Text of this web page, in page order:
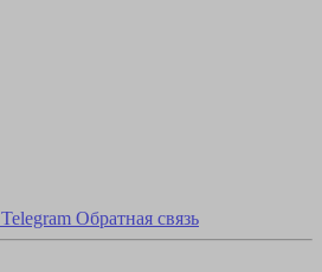
Telegram Обратная связь